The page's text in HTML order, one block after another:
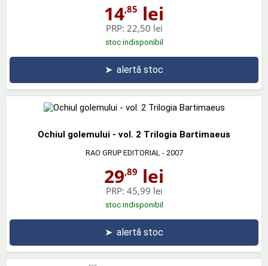
14,85 lei
PRP: 22,50 lei
stoc indisponibil
➤ alertă stoc
Ochiul golemului - vol. 2 Trilogia Bartimaeus
RAO GRUP EDITORIAL - 2007
29,89 lei
PRP: 45,99 lei
stoc indisponibil
➤ alertă stoc